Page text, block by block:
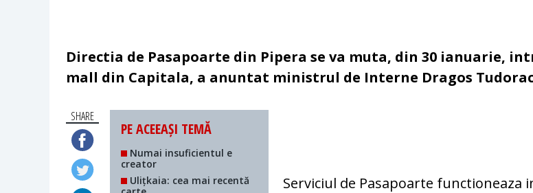
Directia de Pasapoarte din Pipera se va muta, din 30 ianuarie,
mall din Capitala, a anuntat ministrul de Interne Dragos
SHARE
PE ACEEAȘI TEMĂ
Numai insuficientul e
creator
Ulițkaia: cea mai recentă
Serviciul de Pasapoarte functioneaza